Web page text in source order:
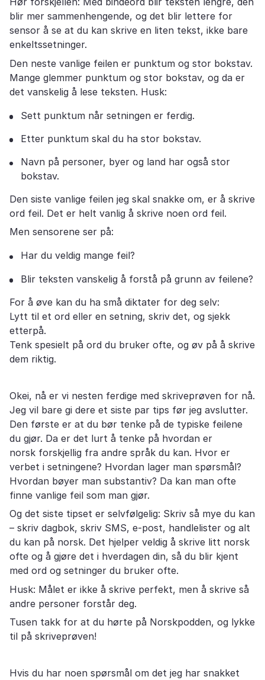
blir mer sammenhengende, og det blir lettere for
sensor å se at du kan skrive en liten tekst, ikke bare
enkeltssetninger.
Den neste vanlige feilen er punktum og stor bokstav.
Mange glemmer punktum og stor bokstav, og da er
det vanskelig å lese teksten. Husk:
Sett punktum når setningen er ferdig.
Etter punktum skal du ha stor bokstav.
Navn på personer, byer og land har også stor
bokstav.
Den siste vanlige feilen jeg skal snakke om, er å skrive
ord feil. Det er helt vanlig å skrive noen ord feil.
Men sensorene ser på:
Har du veldig mange feil?
Blir teksten vanskelig å forstå på grunn av feilene?
For å øve kan du ha små diktater for deg selv:
Lytt til et ord eller en setning, skriv det, og sjekk
etterpå.
Tenk spesielt på ord du bruker ofte, og øv på å skrive
dem riktig.
Okei, nå er vi nesten ferdige med skriveprøven for nå.
Jeg vil bare gi dere et siste par tips før jeg avslutter.
Den første er at du bør tenke på de typiske feilene
du gjør. Da er det lurt å tenke på hvordan er
norsk forskjellig fra andre språk du kan. Hvor er
verbet i setningene? Hvordan lager man spørsmål?
Hvordan bøyer man substantiv? Da kan man ofte
finne vanlige feil som man gjør.
Og det siste tipset er selvfølgelig: Skriv så mye du kan
– skriv dagbok, skriv SMS, e-post, handlelister og alt
du kan på norsk. Det hjelper veldig å skrive litt norsk
ofte og å gjøre det i hverdagen din, så du blir kjent
med ord og setninger du bruker ofte.
Husk: Målet er ikke å skrive perfekt, men å skrive så
andre personer forstår deg.
Tusen takk for at du hørte på Norskpodden, og lykke
til på skriveprøven!
Hvis du har noen spørsmål om det jeg har snakket